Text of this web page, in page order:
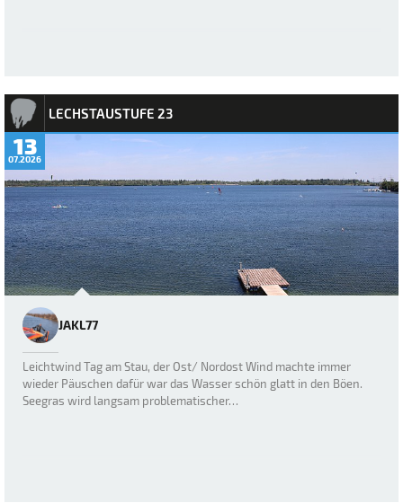
LECHSTAUSTUFE 23
13
07.2026
JAKL77
Leichtwind Tag am Stau, der Ost/ Nordost Wind machte immer
wieder Päuschen dafür war das Wasser schön glatt in den Böen.
Seegras wird langsam problematischer…